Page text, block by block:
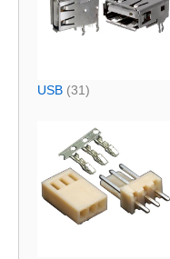
USB (31)